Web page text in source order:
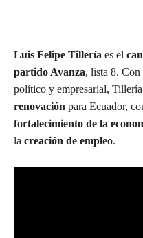
Luis Felipe Tillería es el
partido Avanza, lista 8. Con
político y empresarial,
renovación para Ecuador,
fortalecimiento de la
la creación de empleo.